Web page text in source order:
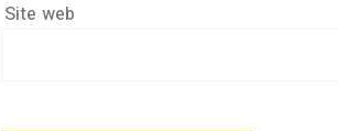
Site web